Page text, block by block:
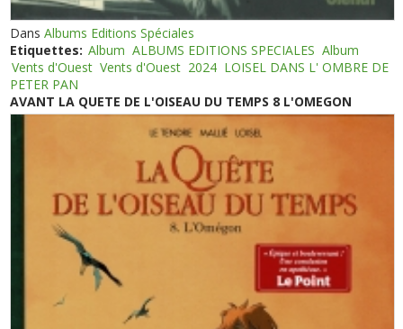
DansAlbums Editions Spéciales
Etiquettes: Album ALBUMS EDITIONS SPECIALES Album
Vents d'Ouest Vents d'Ouest 2024 LOISEL DANS L' OMBRE DE
PETER PAN
AVANT LA QUETE DE L'OISEAU DU TEMPS 8 L'OMEGON